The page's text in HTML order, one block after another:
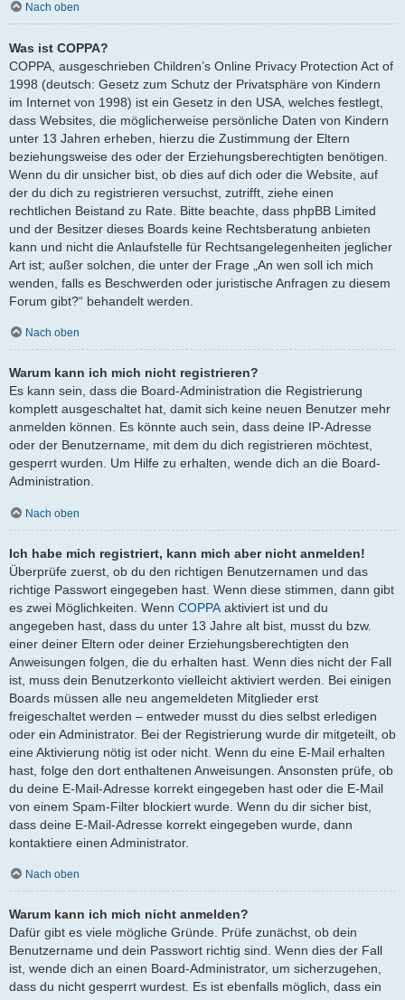
Nach oben
Was ist COPPA?
COPPA, ausgeschrieben Children’s Online Privacy Protection Act of
1998 (deutsch: Gesetz zum Schutz der Privatsphäre von Kindern
im Internet von 1998) ist ein Gesetz in den USA, welches festlegt,
dass Websites, die möglicherweise persönliche Daten von Kindern
unter 13 Jahren erheben, hierzu die Zustimmung der Eltern
beziehungsweise des oder der Erziehungsberechtigten benötigen.
Wenn du dir unsicher bist, ob dies auf dich oder die Website, auf
der du dich zu registrieren versuchst, zutrifft, ziehe einen
rechtlichen Beistand zu Rate. Bitte beachte, dass phpBB Limited
und der Besitzer dieses Boards keine Rechtsberatung anbieten
kann und nicht die Anlaufstelle für Rechtsangelegenheiten jeglicher
Art ist; außer solchen, die unter der Frage „An wen soll ich mich
wenden, falls es Beschwerden oder juristische Anfragen zu diesem
Forum gibt?“ behandelt werden.
Nach oben
Warum kann ich mich nicht registrieren?
Es kann sein, dass die Board-Administration die Registrierung
komplett ausgeschaltet hat, damit sich keine neuen Benutzer mehr
anmelden können. Es könnte auch sein, dass deine IP-Adresse
oder der Benutzername, mit dem du dich registrieren möchtest,
gesperrt wurden. Um Hilfe zu erhalten, wende dich an die Board-
Administration.
Nach oben
Ich habe mich registriert, kann mich aber nicht anmelden!
Überprüfe zuerst, ob du den richtigen Benutzernamen und das
richtige Passwort eingegeben hast. Wenn diese stimmen, dann gibt
es zwei Möglichkeiten. Wenn COPPA aktiviert ist und du
angegeben hast, dass du unter 13 Jahre alt bist, musst du bzw.
einer deiner Eltern oder deiner Erziehungsberechtigten den
Anweisungen folgen, die du erhalten hast. Wenn dies nicht der Fall
ist, muss dein Benutzerkonto vielleicht aktiviert werden. Bei einigen
Boards müssen alle neu angemeldeten Mitglieder erst
freigeschaltet werden – entweder musst du dies selbst erledigen
oder ein Administrator. Bei der Registrierung wurde dir mitgeteilt, ob
eine Aktivierung nötig ist oder nicht. Wenn du eine E-Mail erhalten
hast, folge den dort enthaltenen Anweisungen. Ansonsten prüfe, ob
du deine E-Mail-Adresse korrekt eingegeben hast oder die E-Mail
von einem Spam-Filter blockiert wurde. Wenn du dir sicher bist,
dass deine E-Mail-Adresse korrekt eingegeben wurde, dann
kontaktiere einen Administrator.
Nach oben
Warum kann ich mich nicht anmelden?
Dafür gibt es viele mögliche Gründe. Prüfe zunächst, ob dein
Benutzername und dein Passwort richtig sind. Wenn dies der Fall
ist, wende dich an einen Board-Administrator, um sicherzugehen,
dass du nicht gesperrt wurdest. Es ist ebenfalls möglich, dass ein